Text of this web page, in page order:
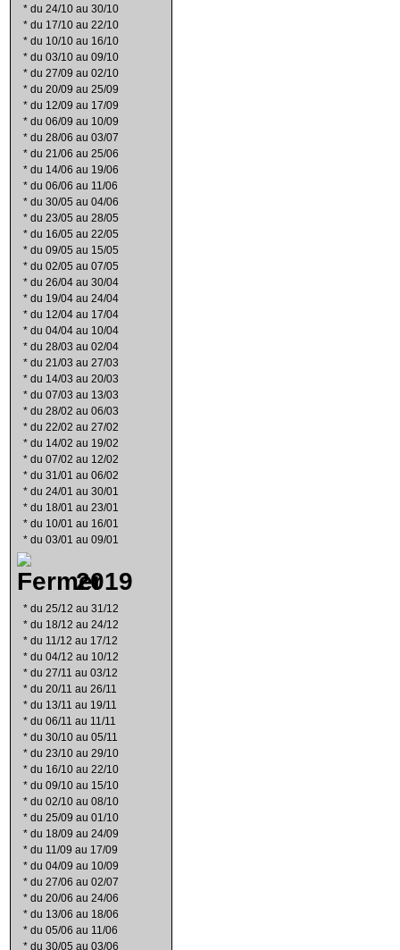
* du 24/10 au 30/10
* du 17/10 au 22/10
* du 10/10 au 16/10
* du 03/10 au 09/10
* du 27/09 au 02/10
* du 20/09 au 25/09
* du 12/09 au 17/09
* du 06/09 au 10/09
* du 28/06 au 03/07
* du 21/06 au 25/06
* du 14/06 au 19/06
* du 06/06 au 11/06
* du 30/05 au 04/06
* du 23/05 au 28/05
* du 16/05 au 22/05
* du 09/05 au 15/05
* du 02/05 au 07/05
* du 26/04 au 30/04
* du 19/04 au 24/04
* du 12/04 au 17/04
* du 04/04 au 10/04
* du 28/03 au 02/04
* du 21/03 au 27/03
* du 14/03 au 20/03
* du 07/03 au 13/03
* du 28/02 au 06/03
* du 22/02 au 27/02
* du 14/02 au 19/02
* du 07/02 au 12/02
* du 31/01 au 06/02
* du 24/01 au 30/01
* du 18/01 au 23/01
* du 10/01 au 16/01
* du 03/01 au 09/01
2019
* du 25/12 au 31/12
* du 18/12 au 24/12
* du 11/12 au 17/12
* du 04/12 au 10/12
* du 27/11 au 03/12
* du 20/11 au 26/11
* du 13/11 au 19/11
* du 06/11 au 11/11
* du 30/10 au 05/11
* du 23/10 au 29/10
* du 16/10 au 22/10
* du 09/10 au 15/10
* du 02/10 au 08/10
* du 25/09 au 01/10
* du 18/09 au 24/09
* du 11/09 au 17/09
* du 04/09 au 10/09
* du 27/06 au 02/07
* du 20/06 au 24/06
* du 13/06 au 18/06
* du 05/06 au 11/06
* du 30/05 au 03/06